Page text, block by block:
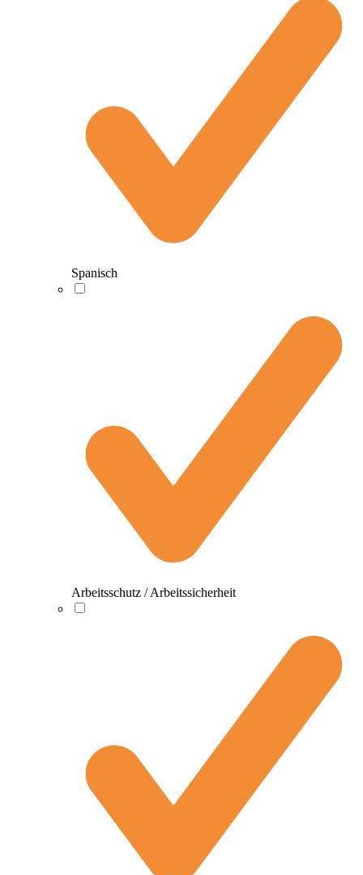
Spanisch
Arbeitsschutz / Arbeitssicherheit